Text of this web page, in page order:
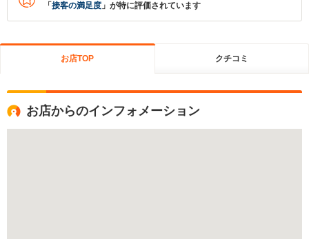
「 接客の満足度 」が特に評価されています
お店TOP クチコミ
お店からのインフォメーション